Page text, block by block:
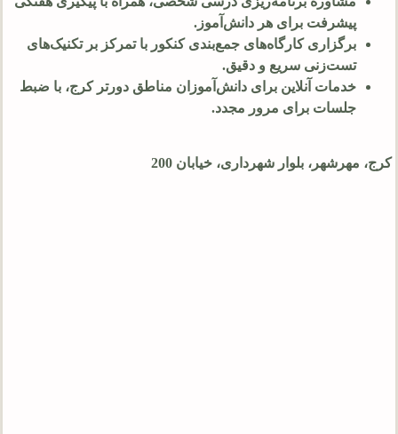
پیشرفت برای هر دانش‌آموز.
برگزاری کارگاه‌های جمع‌بندی کنکور با تمرکز بر تکنیک‌های
تست‌زنی سریع و دقیق.
خدمات آنلاین برای دانش‌آموزان مناطق دورتر کرج، با ضبط
جلسات برای مرور مجدد.
کرج، مهرشهر، بلوار شهرداری، خیابان 200